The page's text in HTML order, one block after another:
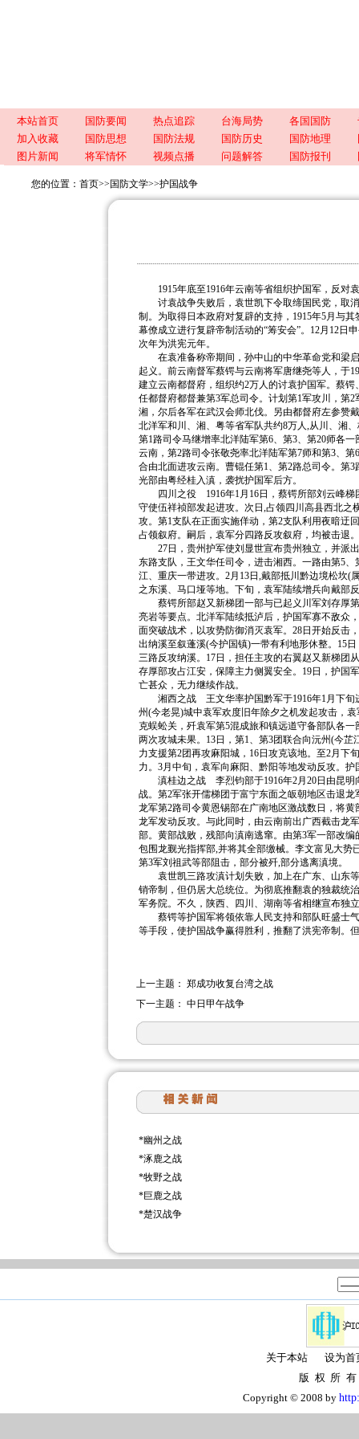
本站首页 国防要闻 热点追踪 台海局势 各国国防
加入收藏
国防思想 国防法规 国防历史 国防地理
图片新闻
将军情怀 视频点播 问题解答 国防报刊
您的位置： 首页>> 国防文学>>护国战争
1915年底至1916年云南等省组织护国军，反对
讨袁战争失败后，袁世凯下令取缔国民党，取
制。为取得日本政府对复辟的支持，1915年5月与
幕僚成立进行复辟帝制活动的“筹安会”。12月12日
次年为洪宪元年。
在袁准备称帝期间，孙中山的中华革命党和梁
起义。前云南督军蔡锷与云南将军唐继尧等人，于
建立云南都督府，组织约2万人的讨袁护国军。蔡
任都督府都督兼第3军总司令。计划第1军攻川，第
湘，尔后各军在武汉会师北伐。另由都督府左参赞
北洋军和川、湘、粤等省军队共约8万人,从川、湘
第1路司令马继增率北洋陆军第6、第3、第20师各
云南，第2路司令张敬尧率北洋陆军第7师和第3、
合由北面进攻云南。曹锟任第1、第2路总司令。第
光部由粤经桂入滇，袭扰护国军后方。
四川之役 1916年1月16日，蔡锷所部刘云峰梯
守使伍祥祯部发起进攻。次日,占领四川高县西北之
攻。第1支队在正面实施佯动，第2支队利用夜暗迂
占领叙府。嗣后，袁军分四路反攻叙府，均被击退。
27日，贵州护军使刘显世宣布贵州独立，并派出
东路支队，王文华任司令，进击湘西。一路由第5
江、重庆一带进攻。2月13日,戴部抵川黔边境松坎(
之东溪、马口垭等地。下旬，袁军陆续增兵向戴部
蔡锷所部赵又新梯团一部与已起义川军刘存厚第
亮岩等要点。北洋军陆续抵泸后，护国军寡不敌众
面突破战术，以攻势防御消灭袁军。28日开始反击
出纳溪至叙蓬溪(今护国镇)一带有利地形休整。15
三路反攻纳溪。17日，担任主攻的右翼赵又新梯团
存厚部攻占江安，保障主力侧翼安全。19日，护国
亡甚众，无力继续作战。
湘西之战 王文华率护国黔军于1916年1月下旬
州(今老晃)城中袁军欢度旧年除夕之机发起攻击，
克蜈蚣关，歼袁军第5混成旅和镇远道守备部队各
两次攻城未果。13日，第1、第3团联合向沅州(今
力支援第2团再攻麻阳城，16日攻克该地。至2月下
力。3月中旬，袁军向麻阳、黔阳等地发动反攻。
滇桂边之战 李烈钧部于1916年2月20日由昆明
战。第2军张开儒梯团于富宁东面之皈朝地区击退
龙军第2路司令黄恩锡部在广南地区激战数日，将
龙军发动反攻。与此同时，由云南前出广西截击龙
部。黄部战败，残部向滇南逃窜。由第3军一部改
包围龙觐光指挥部,并将其全部缴械。李文富见大
第3军刘祖武等部阻击，部分被歼,部分逃离滇境。
袁世凯三路攻滇计划失败，加上在广东、山东等
销帝制，但仍居大总统位。为彻底推翻袁的独裁统
军务院。不久，陕西、四川、湖南等省相继宣布独
蔡锷等护国军将领依靠人民支持和部队旺盛士气
等手段，使护国战争赢得胜利，推翻了洪宪帝制。
上一主题： 郑成功收复台湾之战
下一主题： 中日甲午战争
*幽州之战
*涿鹿之战
*牧野之战
*巨鹿之战
*楚汉战争